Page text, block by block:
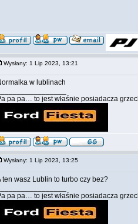
Wysłany: 1 Lip 2023, 13:21
w lublinach
pa pa… to jest właśnie posiadacza
Wysłany: 1 Lip 2023, 13:25
ten wasz Lublin to turbo czy bez?
pa pa… to jest właśnie posiadacza